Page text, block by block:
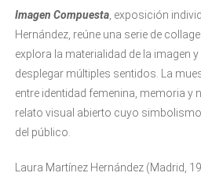
Imagen Compuesta, exposición
Hernández, reúne una serie de
explora la materialidad de la imagen
desplegar múltiples sentidos. La
entre identidad femenina, memoria y
relato visual abierto cuyo
del público.
Laura Martínez Hernández (Madrid,